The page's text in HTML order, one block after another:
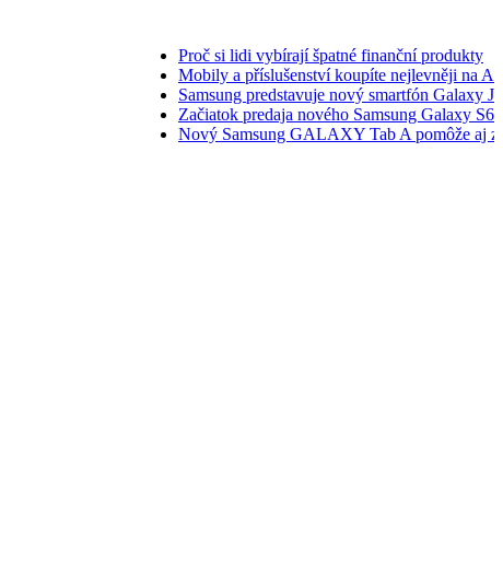
Proč si lidi vybírají špatné finanční produkty
Mobily a příslušenství koupíte nejlevněji na
Samsung predstavuje nový smartfón Galaxy J1
Začiatok predaja nového Samsung Galaxy S6 a S6
Nový Samsung GALAXY Tab A pomôže aj zabaví